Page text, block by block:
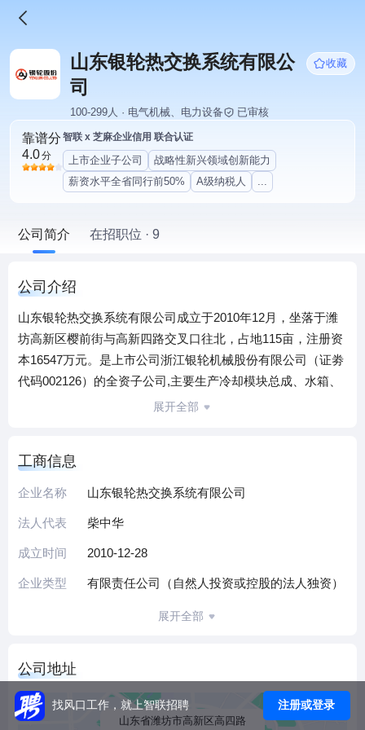
山东银轮热交换系统有限公
司
收藏
100-299人 · 电气机械、电力设备 已审核
靠谱分
4.0分
智联 x 芝麻企业信用 联合认证
上市企业子公司
战略性新兴领域创新能力
薪资水平全省同行前50%
A级纳税人 ...
公司简介 在招职位 · 9
公司介绍
山东银轮热交换系统有限公司成立于2010年12月，坐落于潍
坊高新区樱前街与高新四路交叉口往北，占地115亩，注册资
本16547万元。是上市公司浙江银轮机械股份有限公司（证劵
代码002126）的全资子公司,主要生产冷却模块总成、水箱、
SCR与不锈钢冷却器等热交换系统产品，是浙江银轮机械股
浙江银轮机械股份有限公司成立于1999年，是一家专业研发
制造和销售各类热交换器的国家汽车零部件出口基地企业。
勒、康明斯、福特、约翰迪尔等世界500强的企业与玉柴、潍
柴、江铃、徐工等国内行业巨头的战略合作伙伴。主导产品
商标称号。目前是我国内燃机标准化技术委员会热交换器行
业标准的牵头制定单位，建有省级研发中心、省级研究院及
展开全部
工商信息
企业名称 山东银轮热交换系统有限公司
法人代表 柴中华
成立时间 2010-12-28
企业类型 有限责任公司（自然人投资或控股的法人独资）
展开全部
公司地址
山东省潍坊市高新区高四路
找风口工作，就上智联招聘 注册或登录